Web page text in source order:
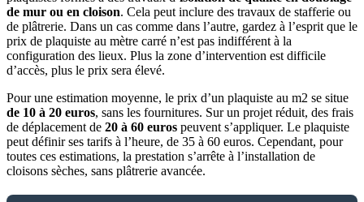
de mur ou en cloison. Cela peut inclure des travaux de stafferie ou
de plâtrerie. Dans un cas comme dans l’autre, gardez à l’esprit que le
prix de plaquiste au mètre carré n’est pas indifférent à la
configuration des lieux. Plus la zone d’intervention est difficile
d’accès, plus le prix sera élevé.
Pour une estimation moyenne, le prix d’un plaquiste au m2 se situe
de 10 à 20 euros, sans les fournitures. Sur un projet réduit, des frais
de déplacement de 20 à 60 euros peuvent s’appliquer. Le plaquiste
peut définir ses tarifs à l’heure, de 35 à 60 euros. Cependant, pour
toutes ces estimations, la prestation s’arrête à l’installation de
cloisons sèches, sans plâtrerie avancée.